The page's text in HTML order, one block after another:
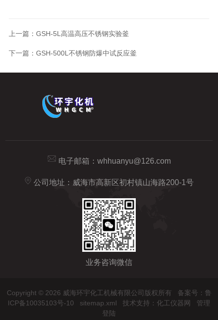
上一篇： GSH-5L高温高压不锈钢实验釜
下一篇： GSH-500L不锈钢防爆中试反应釜
电子邮箱： whhuanyu@126.com
公司地址：威海市高新区初村镇山海路200-1号
业务咨询微信
Copyright © 2026 威海环宇化工机械有限公司版权所有 备案号：鲁
ICP备10035103号-10
sitemap.xml 技术支持： 化工仪器网
管理
登陆